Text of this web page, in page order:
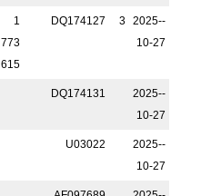
1
773
615
DQ174127 3
2025-­
10-27
DQ174131
2025-­
10-27
U03022
2025-­
10-27